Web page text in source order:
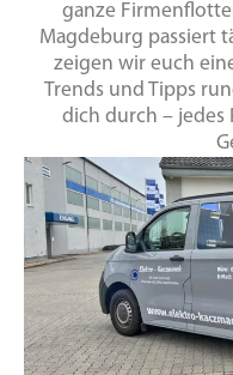
ganze
Magdeburg passiert
zeigen wir euch
Trends und Tipps
dich durch – jedes